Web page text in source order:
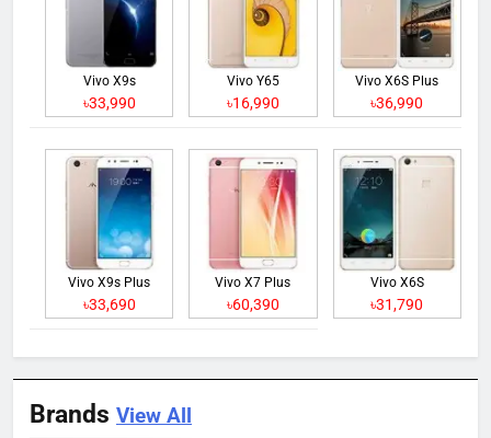
Vivo X9s
৳33,990
Vivo Y65
৳16,990
Vivo X6S Plus
৳36,990
Vivo X9s Plus
৳33,690
Vivo X7 Plus
৳60,390
Vivo X6S
৳31,790
Brands View All